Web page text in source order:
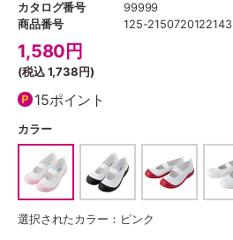
カタログ番号
99999
商品番号
125-2150720122143
1,580 円
(税込1,738円)
15ポイント
カラー
選択されたカラー：ピンク